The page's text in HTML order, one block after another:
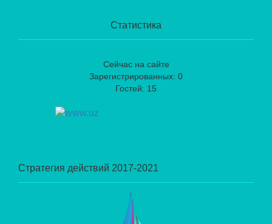
Статистика
Сейчас на сайте
Зарегистрированных: 0
Гостей: 15
Стратегия действий 2017-2021